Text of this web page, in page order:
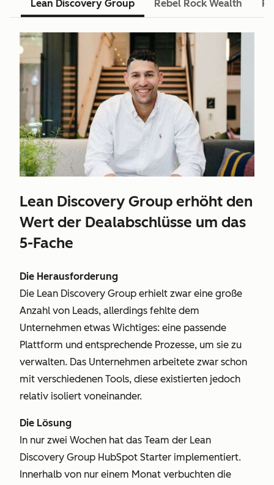
Lean Discovery Group Rebel Rock Wealth
Lean Discovery Group erhöht den
Wert der Dealabschlüsse um das
5-Fache
Die Herausforderung
Die Lean Discovery Group erhielt zwar eine große
Anzahl von Leads, allerdings fehlte dem
Unternehmen etwas Wichtiges: eine passende
Plattform und entsprechende Prozesse, um sie zu
verwalten. Das Unternehmen arbeitete zwar schon
mit verschiedenen Tools, diese existierten jedoch
relativ isoliert voneinander.
Die Lösung
In nur zwei Wochen hat das Team der Lean
Discovery Group HubSpot Starter implementiert.
Innerhalb von nur einem Monat verbuchten die